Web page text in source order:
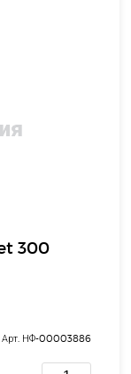
300
Арт. НФ-00003886